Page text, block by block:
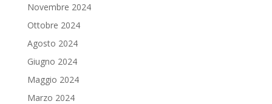
Novembre 2024
Ottobre 2024
Agosto 2024
Giugno 2024
Maggio 2024
Marzo 2024